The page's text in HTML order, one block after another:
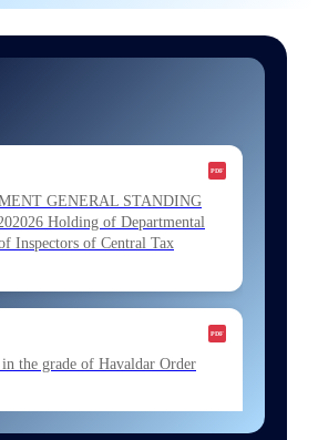
GENERAL STANDING
Holding of Departmental
Inspectors of Central Tax
the grade of Havaldar Order